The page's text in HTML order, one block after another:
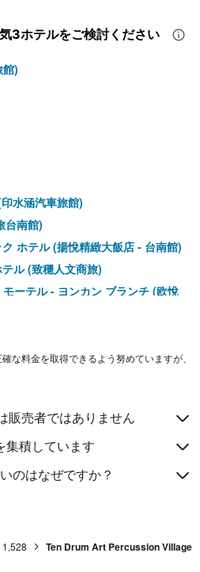
3ホテルをご検討ください
)
水涵汽車旅館)
台南館)
ホテル (揚悅精緻大飯店 - 台南館)
ル (致穩人文商旅)
ーテル - ヨンカン ブランチ (欧悅
チーカン タワー
旅宿)
な料金を取得できるよう努めていますが、
販売者ではありません
集積しています
のはなぜですか？
1,528 Ten Drum Art Percussion Village